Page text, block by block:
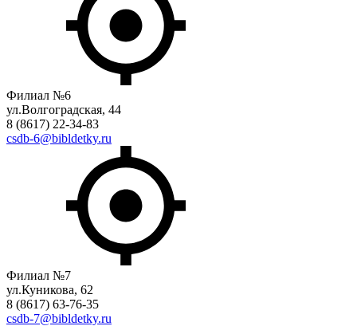
Филиал №6
ул.Волгоградская, 44
8 (8617) 22-34-83
csdb-6@bibldetky.ru
Филиал №7
ул.Куникова, 62
8 (8617) 63-76-35
csdb-7@bibldetky.ru